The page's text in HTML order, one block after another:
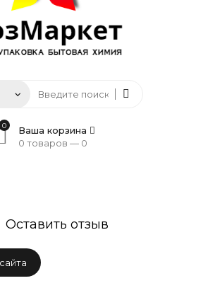
0
Ваша корзина
0 товаров — 0
Оставить отзыв